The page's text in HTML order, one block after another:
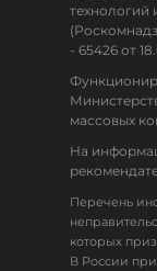
технологий
- 65426 от
массовых
На
Перечень
которых
В России